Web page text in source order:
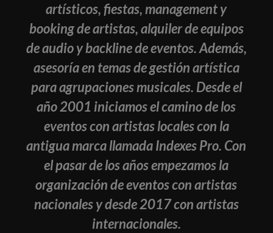
artísticos, fiestas, management y
booking de artistas, alquiler de equipos
de audio y backline de eventos. Además,
asesoría en temas de gestión artística
para agrupaciones musicales. Desde el
año 2001 iniciamos el camino de los
eventos con artistas locales con la
antigua marca llamada Indexes Pro. Con
el pasar de los años empezamos la
organización de eventos con artistas
nacionales y desde 2017 con artistas
internacionales.